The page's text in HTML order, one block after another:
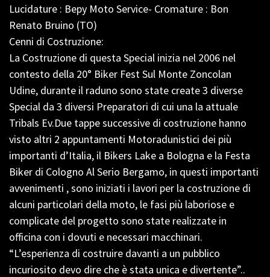
Lucidature : Bepy Moto Service- Cromature : Bon
Renato Bruino (TO)
Cenni di Costruzione:
La Costruzione di questa Special inizia nel 2006 nel
contesto della 20° Biker Fest Sul Monte Zoncolan
Udine, durante il raduno sono state create 3 diverse
Special da 3 diversi Preparatori di cui una la attuale
Tribals Ev.Due tappe successive di costruzione hanno
visto altri 2 appuntamenti Motoradunistici dei più
importanti d’Italia, il Bikers Lake a Bologna e la Festa
Biker di Cologno Al Serio Bergamo, in questi importanti
avvenimenti , sono iniziati i lavori per la costruzione di
alcuni particolari della moto, le fasi più laboriose e
complicate del progetto sono state realizzate in
officina con i dovuti e necessari macchinari.
“L’esperienza di costruire davanti a un pubblico
incuriosito devo dire che è stata unica e divertente”..